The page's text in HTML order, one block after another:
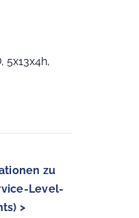
5x13x4h,
zu
Level-
>